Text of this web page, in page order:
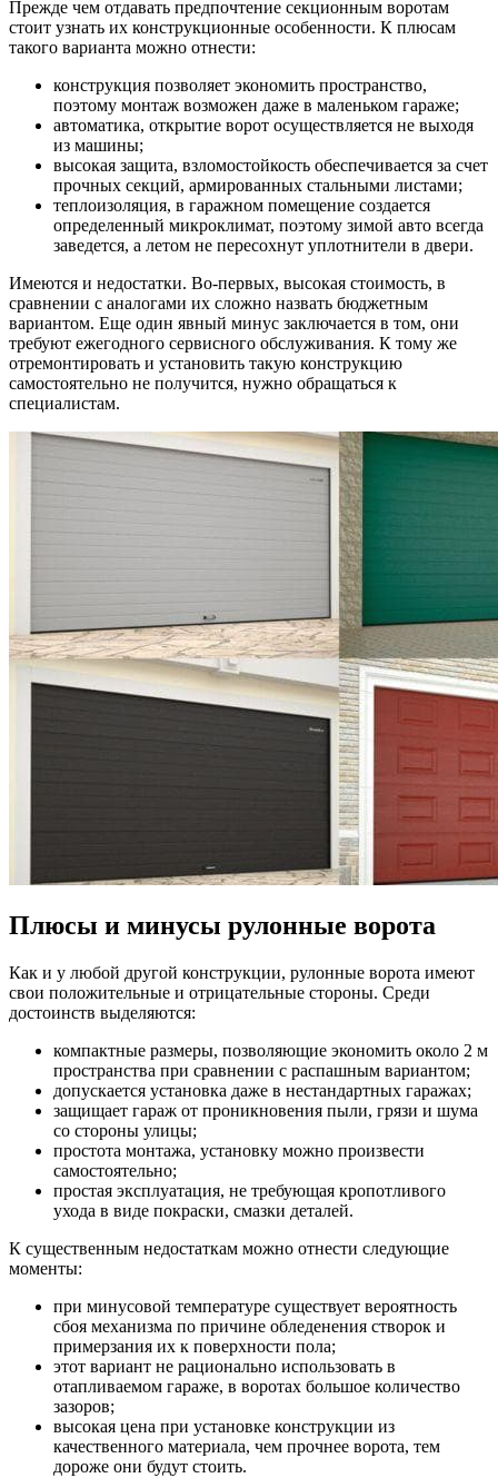
Прежде чем отдавать предпочтение секционным воротам
стоит узнать их конструкционные особенности. К плюсам
такого варианта можно отнести:
конструкция позволяет экономить пространство,
поэтому монтаж возможен даже в маленьком гараже;
автоматика, открытие ворот осуществляется не выходя
из машины;
высокая защита, взломостойкость обеспечивается за счет
прочных секций, армированных стальными листами;
теплоизоляция, в гаражном помещение создается
определенный микроклимат, поэтому зимой авто всегда
заведется, а летом не пересохнут уплотнители в двери.
Имеются и недостатки. Во-первых, высокая стоимость, в
сравнении с аналогами их сложно назвать бюджетным
вариантом. Еще один явный минус заключается в том, они
требуют ежегодного сервисного обслуживания. К тому же
отремонтировать и установить такую конструкцию
самостоятельно не получится, нужно обращаться к
специалистам.
Плюсы и минусы рулонные ворота
Как и у любой другой конструкции, рулонные ворота имеют
свои положительные и отрицательные стороны. Среди
достоинств выделяются:
компактные размеры, позволяющие экономить около 2 м
пространства при сравнении с распашным вариантом;
допускается установка даже в нестандартных гаражах;
защищает гараж от проникновения пыли, грязи и шума
со стороны улицы;
простота монтажа, установку можно произвести
самостоятельно;
простая эксплуатация, не требующая кропотливого
ухода в виде покраски, смазки деталей.
К существенным недостаткам можно отнести следующие
моменты:
при минусовой температуре существует вероятность
сбоя механизма по причине обледенения створок и
примерзания их к поверхности пола;
этот вариант не рационально использовать в
отапливаемом гараже, в воротах большое количество
зазоров;
высокая цена при установке конструкции из
качественного материала, чем прочнее ворота, тем
дороже они будут стоить.